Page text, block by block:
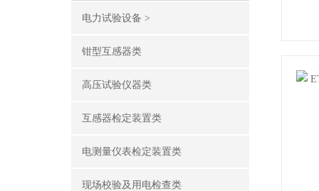
电力试验设备 >
钳型互感器类
高压试验仪器类
互感器检定装置类
电测量仪表检定装置类
现场校验及用电检查类